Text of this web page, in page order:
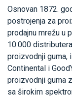
Osnovan 1872.
postrojenja za
prodajnu mrežu u
10.000
proizvodnji guma,
Continental i
proizvodnji guma
sa širokim